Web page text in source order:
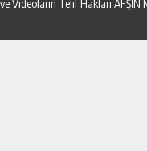
ve Videoların Telif Hakları